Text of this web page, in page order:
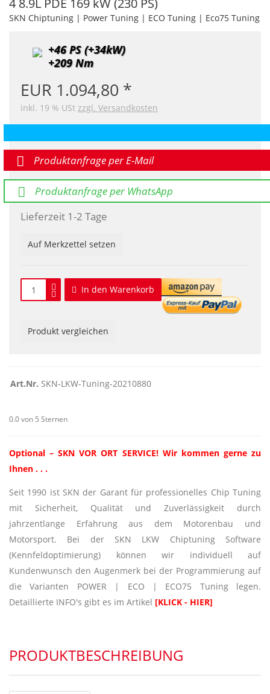
4 8.9L PDE 169 kW (230 PS)
SKN Chiptuning | Power Tuning | ECO Tuning | Eco75 Tuning
+46 PS (+34kW)
+209 Nm
EUR 1.094,80
inkl. 19 % USt zzgl. Versandkosten
Produktanfrage per E-Mail
Produktanfrage per WhatsApp
Lieferzeit 1-2 Tage
In den Warenkorb
Produkt vergleichen
Art.Nr. SKN-LKW-Tuning-20210880
0.0 von 5 Sternen
Optional – SKN VOR ORT SERVICE! Wir kommen gerne zu
Ihnen . . .
Seit 1990 ist SKN der Garant für professionelles Chip Tuning
mit Sicherheit, Qualität und Zuverlässigkeit durch
jahrzentlange Erfahrung aus dem Motorenbau und
Motorsport. Bei der SKN LKW Chiptuning Software
(Kennfeldoptimierung) können wir individuell auf
Kundenwunsch den Augenmerk bei der Programmierung auf
die Varianten POWER | ECO | ECO75 Tuning legen.
Detaillierte INFO's gibt es im Artikel [KLICK - HIER]
PRODUKTBESCHREIBUNG